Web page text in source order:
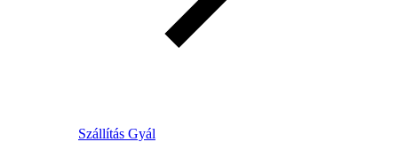
Szállítás Gyál